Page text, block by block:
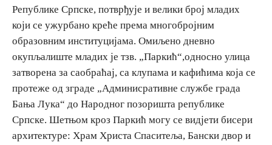
Републике Српске, потврђује и велики број младих
који се ужурбано креће према многобројним
образовним институцијама. Омиљено дневно
окупљалиште младих је тзв. „Паркић“,односно улица
затворена за саобраћај, са клупама и кафићима која се
протеже од зграде „Админисративне службе града
Бања Лука“ до Народног позоришта републике
Српске. Шетњом кроз Паркић могу се видјети бисери
архитектуре: Храм Христа Спаситеља, Бански двор и